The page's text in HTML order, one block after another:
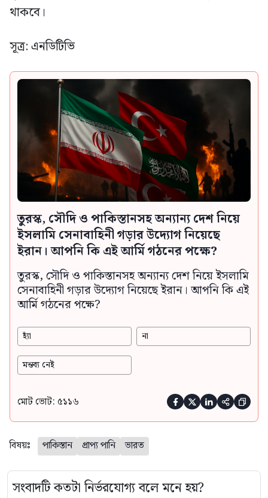
থাকবে।
সূত্র: এনডিটিভি
তুরস্ক, সৌদি ও পাকিস্তানসহ অন্যান্য দেশ নিয়ে
ইসলামি সেনাবাহিনী গড়ার উদ্যোগ নিয়েছে
ইরান। আপনি কি এই আর্মি গঠনের পক্ষে?
তুরস্ক, সৌদি ও পাকিস্তানসহ অন্যান্য দেশ নিয়ে ইসলামি
সেনাবাহিনী গড়ার উদ্যোগ নিয়েছে ইরান। আপনি কি এই
আর্মি গঠনের পক্ষে?
হ্যাঁ না
মন্তব্য নেই
মোট ভোট: ৫১১৬     
বিষয়ঃ পাকিস্তান প্রাপ্য পানি ভারত
সংবাদটি কতটা নির্ভরযোগ্য বলে মনে হয়?